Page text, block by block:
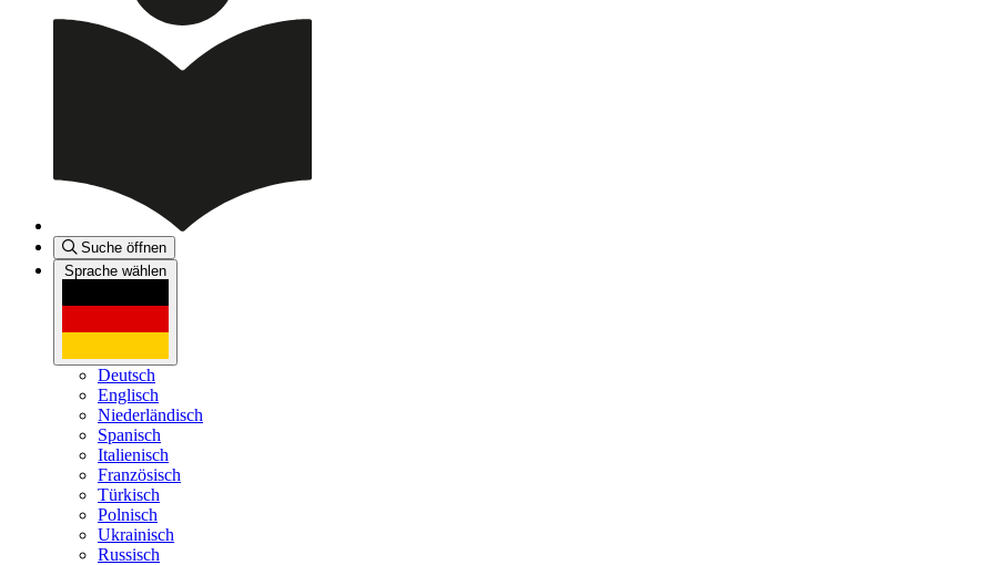
Suche öffnen
Sprache wählen
Deutsch
Englisch
Niederländisch
Spanisch
Italienisch
Französisch
Türkisch
Polnisch
Ukrainisch
Russisch